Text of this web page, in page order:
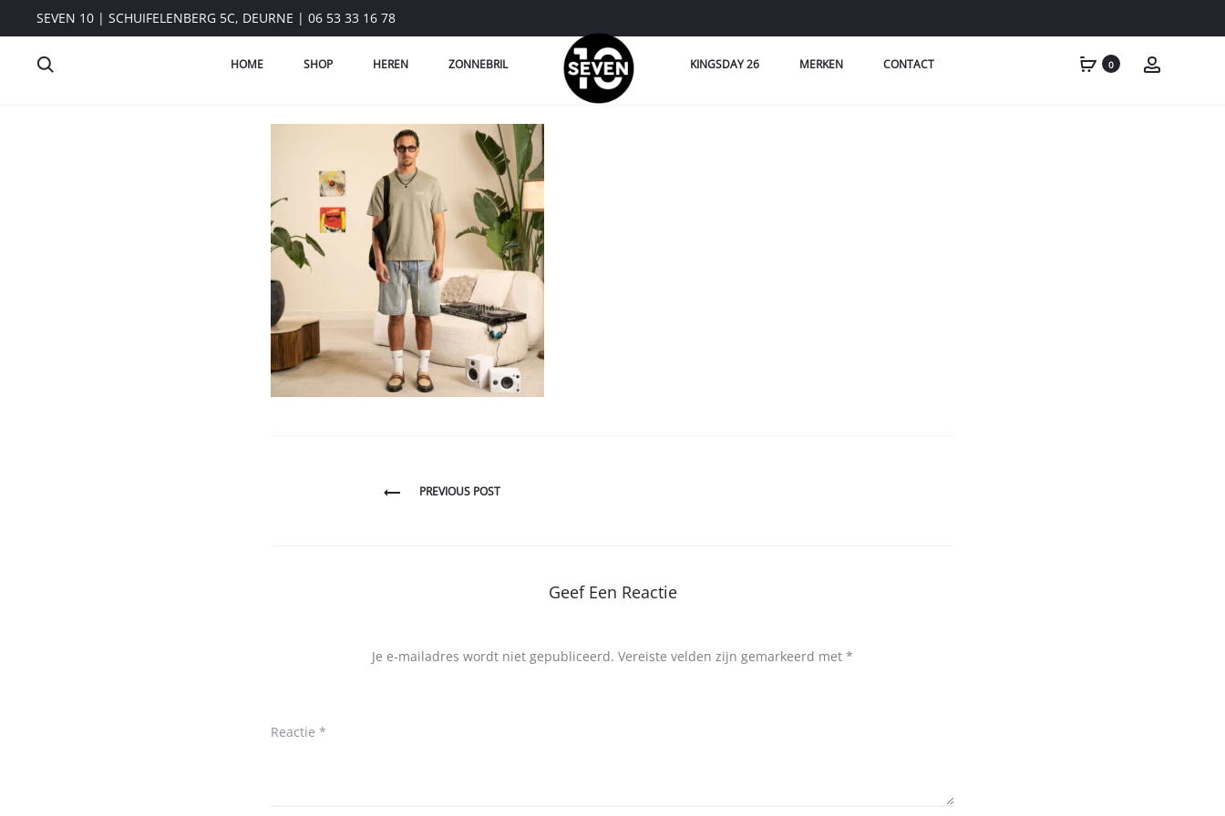
SEVEN 10 | SCHUIFELENBERG 5C, DEURNE | 06 53 33 16 78
HOME SHOP HEREN ZONNEBRIL KINGSDAY 26 MERKEN CONTACT 0
PREVIOUS POST
Geef Een Reactie
Je e-mailadres wordt niet gepubliceerd. Vereiste velden zijn gemarkeerd met *
Reactie *